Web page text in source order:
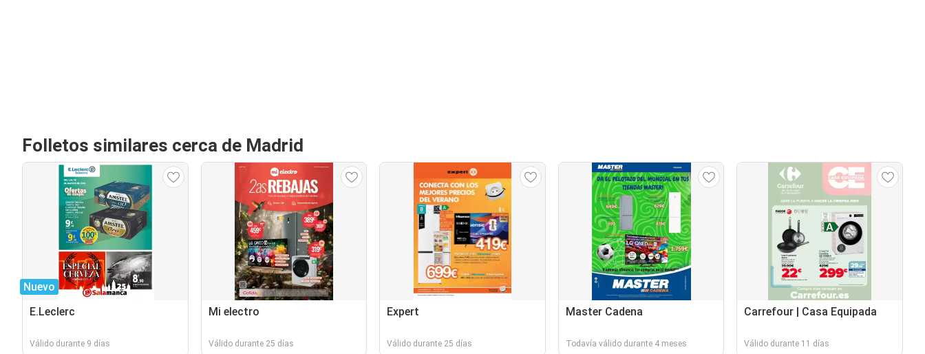
Folletos similares cerca de Madrid
Nuevo
E.Leclerc
Válido durante 9 días
Mi electro
Válido durante 25 días
Expert
Válido durante 25 días
Master Cadena
Todavía válido durante 4 meses
Carrefour | Casa Equipada
Válido durante 11 días